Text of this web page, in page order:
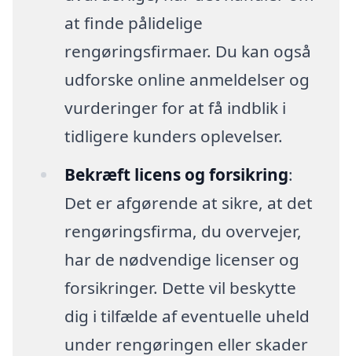
at finde pålidelige
rengøringsfirmaer. Du kan også
udforske online anmeldelser og
vurderinger for at få indblik i
tidligere kunders oplevelser.
Bekræft licens og forsikring:
Det er afgørende at sikre, at det
rengøringsfirma, du overvejer,
har de nødvendige licenser og
forsikringer. Dette vil beskytte
dig i tilfælde af eventuelle uheld
under rengøringen eller skader